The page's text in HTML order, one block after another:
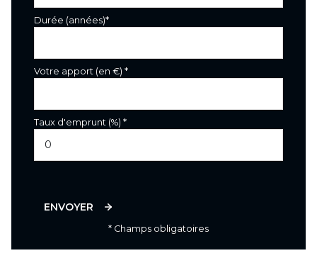
Durée (années)*
Votre apport (en €) *
Taux d'emprunt (%) *
ENVOYER
* Champs obligatoires